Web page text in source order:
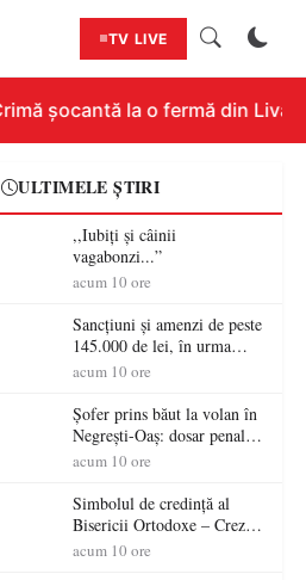
TV LIVE
șocantă la o fermă din
ULTIMELE ȘTIRI
,,Iubiți și câinii
vagabonzi...”
acum 10 ore
Sancțiuni și amenzi de peste
145.000 de lei, în urma
acțiunilor polițiștilor
acum 10 ore
Șofer prins băut la volan în
Negrești-Oaș: dosar penal
după un control al
acum 10 ore
Simbolul de credinţă al
Bisericii Ortodoxe – Crezul
(3)
acum 10 ore